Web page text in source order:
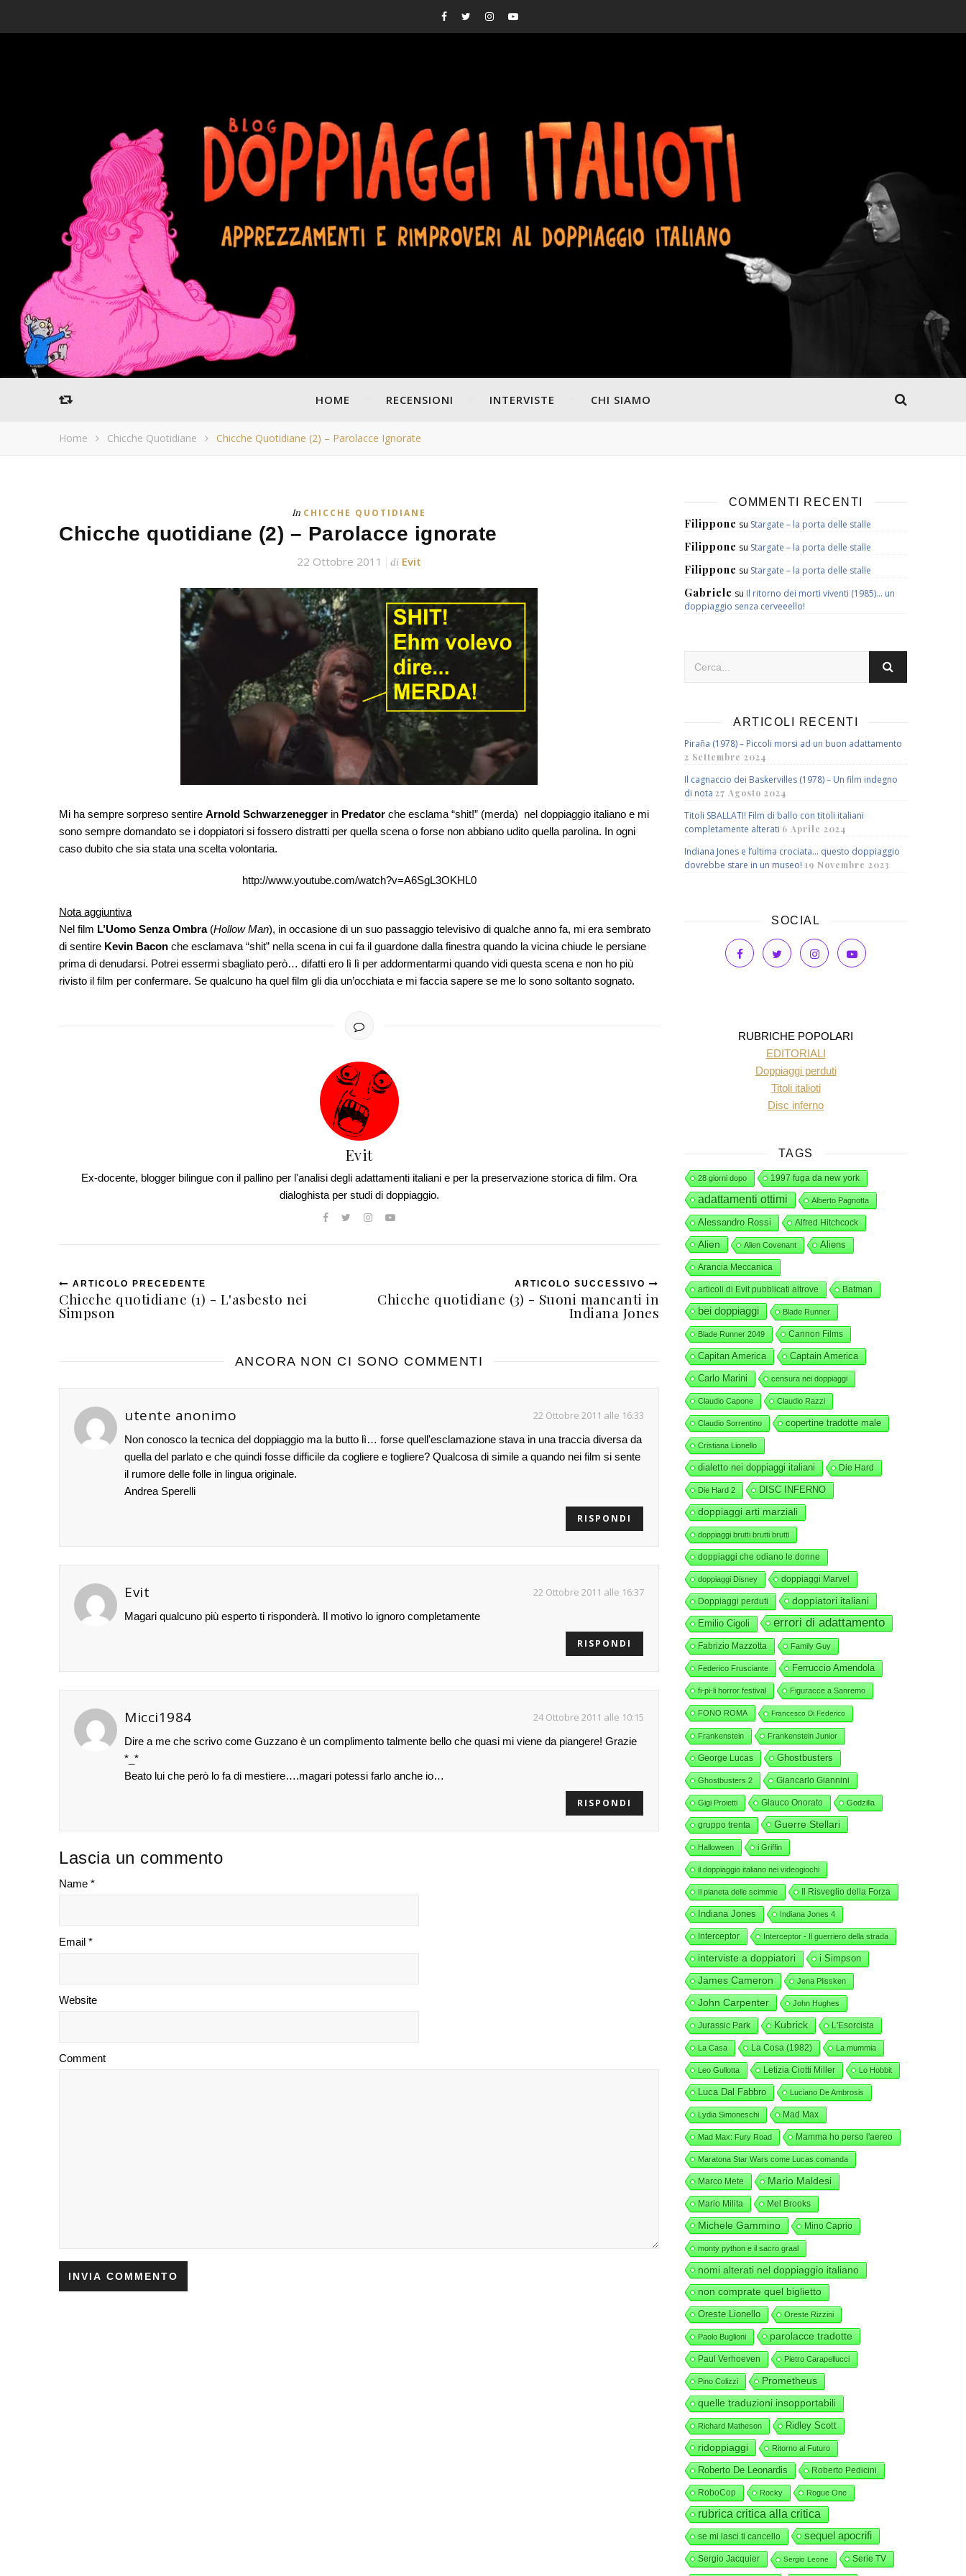
HOME RECENSIONI INTERVISTE CHI SIAMO
Home Chicche Quotidiane Chicche Quotidiane (2) – Parolacce Ignorate
In CHICCHE QUOTIDIANE
Chicche quotidiane (2) – Parolacce ignorate
22 Ottobre 2011 di Evit
Mi ha sempre sorpreso sentire Arnold Schwarzenegger in Predator che esclama “shit!” (merda) nel doppiaggio italiano e mi
sono sempre domandato se i doppiatori si fossero distratti per quella scena o forse non abbiano udito quella parolina. In ogni
caso dubito che sia stata una scelta volontaria.
http://www.youtube.com/watch?v=A6SgL3OKHL0
Nota aggiuntiva
Nel film L’Uomo Senza Ombra(Hollow Man), in occasione di un suo passaggio televisivo di qualche anno fa, mi era sembrato
di sentire Kevin Bacon che esclamava “shit” nella scena in cui fa il guardone dalla finestra quando la vicina chiude le persiane
prima di denudarsi. Potrei essermi sbagliato però… difatti ero lì lì per addormentarmi quando vidi questa scena e non ho più
rivisto il film per confermare. Se qualcuno ha quel film gli dia un’occhiata e mi faccia sapere se me lo sono soltanto sognato.
Evit
Ex-docente, blogger bilingue con il pallino per l'analisi degli adattamenti italiani e per la preservazione storica di film. Ora
dialoghista per studi di doppiaggio.
ARTICOLO PRECEDENTE
Chicche quotidiane (1) - L'asbesto nei
Simpson
ARTICOLO SUCCESSIVO
Chicche quotidiane (3) - Suoni mancanti in
Indiana Jones
ANCORA NON CI SONO COMMENTI
utente anonimo 22 Ottobre 2011 alle 16:33
Non conosco la tecnica del doppiaggio ma la butto lì… forse quell'esclamazione stava in una traccia diversa da
quella del parlato e che quindi fosse difficile da cogliere e togliere? Qualcosa di simile a quando nei film si sente
il rumore delle folle in lingua originale.
Andrea Sperelli
RISPONDI
Evit 22 Ottobre 2011 alle 16:37
Magari qualcuno più esperto ti risponderà. Il motivo lo ignoro completamente
RISPONDI
Micci1984 24 Ottobre 2011 alle 10:15
Dire a me che scrivo come Guzzano è un complimento talmente bello che quasi mi viene da piangere! Grazie
*_*
Beato lui che però lo fa di mestiere….magari potessi farlo anche io…
RISPONDI
Lascia un commento
Name *
Email *
Website
Comment
COMMENTI RECENTI
Filippone su Stargate – la porta delle stalle
Filippone su Stargate – la porta delle stalle
Filippone su Stargate – la porta delle stalle
Gabriele su Il ritorno dei morti viventi (1985)… un
doppiaggio senza cerveeello!
ARTICOLI RECENTI
Piraña (1978) – Piccoli morsi ad un buon adattamento
2 Settembre 2024
Il cagnaccio dei Baskervilles (1978) – Un film indegno
di nota 27 Agosto 2024
Titoli SBALLATI! Film di ballo con titoli italiani
completamente alterati 6 Aprile 2024
Indiana Jones e l’ultima crociata… questo doppiaggio
dovrebbe stare in un museo! 19 Novembre 2023
SOCIAL
RUBRICHE POPOLARI
EDITORIALI
Doppiaggi perduti
Titoli italioti
Disc inferno
TAGS
28 giorni dopo 1997 fuga da new york
adattamenti ottimi Alberto Pagnotta
Alessandro Rossi Alfred Hitchcock
Alien Alien Covenant Aliens
Arancia Meccanica
articoli di Evit pubblicati altrove Batman
bei doppiaggi Blade Runner
Blade Runner 2049 Cannon Films
Capitan America Captain America
Carlo Marini censura nei doppiaggi
Claudio Capone Claudio Razzi
Claudio Sorrentino copertine tradotte male
Cristiana Lionello
dialetto nei doppiaggi italiani Die Hard
Die Hard 2 DISC INFERNO
doppiaggi arti marziali
doppiaggi brutti brutti brutti
doppiaggi che odiano le donne
doppiaggi Disney doppiaggi Marvel
Doppiaggi perduti doppiatori italiani
Emilio Cigoli errori di adattamento
Fabrizio Mazzotta Family Guy
Federico Frusciante Ferruccio Amendola
fi-pi-li horror festival Figuracce a Sanremo
FONO ROMA Francesco Di Federico
Frankenstein Frankenstein Junior
George Lucas Ghostbusters
Ghostbusters 2 Giancarlo Giannini
Gigi Proietti Glauco Onorato Godzilla
gruppo trenta Guerre Stellari
Halloween i Griffin
il doppiaggio italiano nei videogiochi
Il pianeta delle scimmie Il Risveglio della Forza
Indiana Jones Indiana Jones 4
Interceptor Interceptor - Il guerriero della strada
interviste a doppiatori i Simpson
James Cameron Jena Plissken
John Carpenter John Hughes
Jurassic Park Kubrick L'Esorcista
La Casa La Cosa (1982) La mummia
Leo Gullotta Letizia Ciotti Miller Lo Hobbit
Luca Dal Fabbro Luciano De Ambrosis
Lydia Simoneschi Mad Max
Mad Max: Fury Road Mamma ho perso l'aereo
Maratona Star Wars come Lucas comanda
Marco Mete Mario Maldesi
Mario Milita Mel Brooks
Michele Gammino Mino Caprio
monty python e il sacro graal
nomi alterati nel doppiaggio italiano
non comprate quel biglietto
Oreste Lionello Oreste Rizzini
Paolo Buglioni parolacce tradotte
Paul Verhoeven Pietro Carapellucci
Pino Colizzi Prometheus
quelle traduzioni insopportabili
Richard Matheson Ridley Scott
ridoppiaggi Ritorno al Futuro
Roberto De Leonardis Roberto Pedicini
RoboCop Rocky Rogue One
rubrica critica alla critica
se mi lasci ti cancello sequel apocrifi
Sergio Jacquier Sergio Leone Serie TV